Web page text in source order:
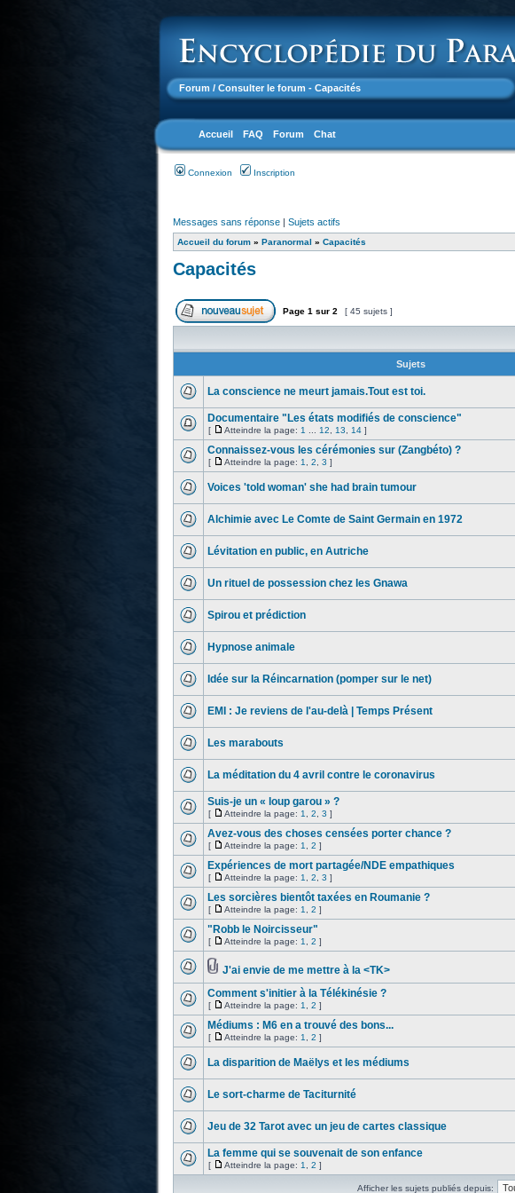
Forum / Consulter le forum - Capacités
Accueil FAQ Forum Chat
Connexion Inscription
Messages sans réponse| Sujets actifs
Accueil du forum» Paranormal » Capacités
Capacités
Page 1 sur 2 [ 45 sujets ]
Sujets
La conscience ne meurt jamais.Tout est toi.
Documentaire "Les états modifiés de conscience"
[ Atteindre la page: 1 12 13 14]
Connaissez-vous les cérémonies sur (Zangbéto) ?
[ Atteindre la page: 1 2 3 ]
Voices 'told woman' she had brain tumour
Alchimie avec Le Comte de Saint Germain en 1972
Lévitation en public, en Autriche
Un rituel de possession chez les Gnawa
Spirou et prédiction
Hypnose animale
Idée sur la Réincarnation (pomper sur le net)
EMI : Je reviens de l'au-delà | Temps Présent
Les marabouts
La méditation du 4 avril contre le coronavirus
Suis-je un « loup garou » ?
[ Atteindre la page: 1 2 3 ]
Avez-vous des choses censées porter chance ?
[ Atteindre la page: 1 2 ]
Expériences de mort partagée/NDE empathiques
[ Atteindre la page: 1 2 3 ]
Les sorcières bientôt taxées en Roumanie ?
[ Atteindre la page: 1 2 ]
"Robb le Noircisseur"
[ Atteindre la page: 1 2 ]
J'ai envie de me mettre à la <TK>
Comment s'initier à la Télékinésie ?
[ Atteindre la page: 1 2 ]
Médiums : M6 en a trouvé des bons...
[ Atteindre la page: 1 2 ]
La disparition de Maëlys et les médiums
Le sort-charme de Taciturnité
Jeu de 32 Tarot avec un jeu de cartes classique
La femme qui se souvenait de son enfance
[ Atteindre la page: 1 2 ]
Afficher les sujets publiés depuis: